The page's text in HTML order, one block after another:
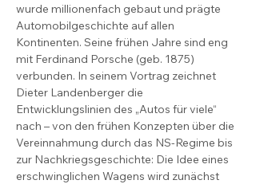
wurde millionenfach gebaut und prägte
Automobilgeschichte auf allen
Kontinenten. Seine frühen Jahre sind eng
mit Ferdinand Porsche (geb. 1875)
verbunden. In seinem Vortrag zeichnet
Dieter Landenberger die
Entwicklungslinien des „Autos für viele“
nach – von den frühen Konzepten über die
Vereinnahmung durch das NS-Regime bis
zur Nachkriegsgeschichte: Die Idee eines
erschwinglichen Wagens wird zunächst